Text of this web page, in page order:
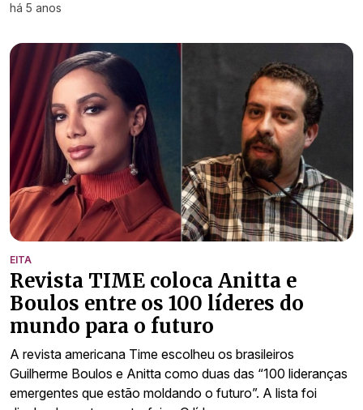
há 5 anos
EITA
Revista TIME coloca Anitta e
Boulos entre os 100 líderes do
mundo para o futuro
A revista americana Time escolheu os brasileiros
Guilherme Boulos e Anitta como duas das “100 lideranças
emergentes que estão moldando o futuro”. A lista foi